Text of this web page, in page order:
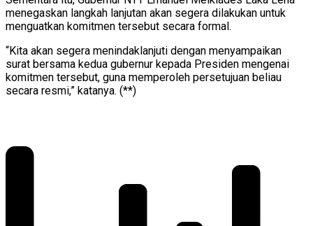
menegaskan langkah lanjutan akan segera dilakukan untuk
menguatkan komitmen tersebut secara formal.
“Kita akan segera menindaklanjuti dengan menyampaikan
surat bersama kedua gubernur kepada Presiden mengenai
komitmen tersebut, guna memperoleh persetujuan beliau
secara resmi,” katanya. (**)